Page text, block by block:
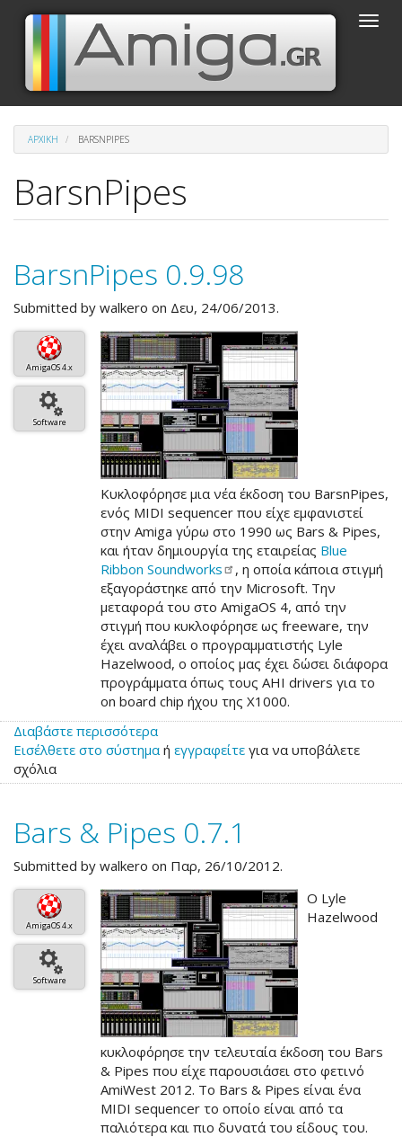
Παράκαμψη
κυρίως
περιεχόμενο
Toggle
ΑΡΧΙΚΉ BARSNPIPES
BarsnPipes
BarsnPipes 0.9.98
Submitted by walkero on Δευ, 24/06/2013.
AmigaOS 4.x
Software
Κυκλοφόρησε μια νέα έκδοση του BarsnPipes,
ενός MIDI sequencer που είχε εμφανιστεί
στην Amiga γύρω στο 1990 ως Bars & Pipes,
και ήταν δημιουργία της εταιρείας Blue
Ribbon Soundworks
, η οποία κάποια στιγμή
εξαγοράστηκε από την Microsoft. Την
μεταφορά του στο AmigaOS 4, από την
στιγμή που κυκλοφόρησε ως freeware, την
έχει αναλάβει ο προγραμματιστής Lyle
Hazelwood, ο οποίος μας έχει δώσει διάφορα
προγράμματα όπως τους AHI drivers για το
on board chip ήχου της X1000.
Διαβάστε περισσότερα
το
0.9.98
Εισέλθετε στο σύστημα ή εγγραφείτε για να υποβάλετε
σχόλια
Bars & Pipes 0.7.1
Submitted by walkero on Παρ, 26/10/2012.
AmigaOS 4.x
Software
Ο Lyle
Hazelwood
κυκλοφόρησε την τελευταία έκδοση του Bars
& Pipes που είχε παρουσιάσει στο φετινό
AmiWest 2012. Το Bars & Pipes είναι ένα
MIDI sequencer το οποίο είναι από τα
παλιότερα και πιο δυνατά του είδους του.